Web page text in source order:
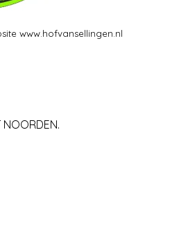
www.hofvansellingen.nl
NOORDEN.